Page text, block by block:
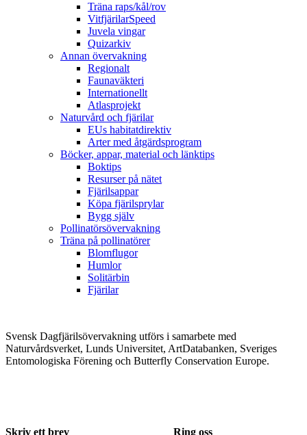
Träna raps/kål/rov
VitfjärilarSpeed
Juvela vingar
Quizarkiv
Annan övervakning
Regionalt
Faunaväkteri
Internationellt
Atlasprojekt
Naturvård och fjärilar
EUs habitatdirektiv
Arter med åtgärdsprogram
Böcker, appar, material och länktips
Boktips
Resurser på nätet
Fjärilsappar
Köpa fjärilsprylar
Bygg själv
Pollinatörsövervakning
Träna på pollinatörer
Blomflugor
Humlor
Solitärbin
Fjärilar
Svensk Dagfjärilsövervakning utförs i samarbete med
Naturvårdsverket, Lunds Universitet, ArtDatabanken, Sveriges
Entomologiska Förening och Butterfly Conservation Europe.
Skriv ett brev Ring oss